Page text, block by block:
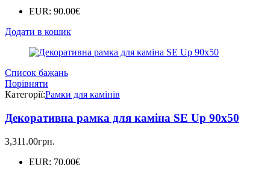
EUR: 90.00€
Додати в кошик
Список бажань
Порівняти
Категорії:Рамки для камінів
Декоративна рамка для каміна SE Up 90х50
3,311.00грн.
EUR: 70.00€